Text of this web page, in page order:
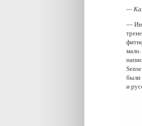
—
—
были
и